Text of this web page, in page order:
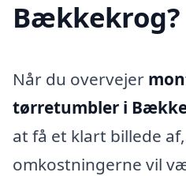
Bækkekrog?
Når du overvejer
tørretumbler i
at få et klart billede
omkostningerne vil